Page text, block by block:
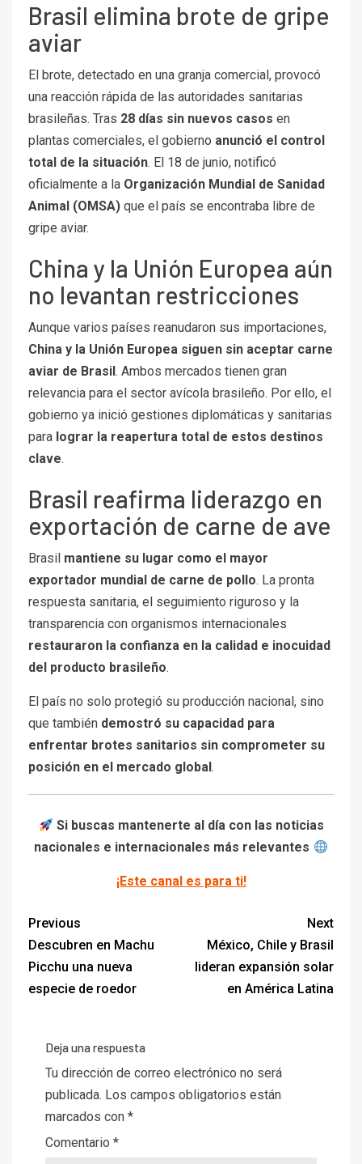
Brasil elimina brote de gripe
aviar
El brote, detectado en una granja comercial, provocó
una reacción rápida de las autoridades sanitarias
brasileñas. Tras 28 días sin nuevos casos en
plantas comerciales, el gobierno anunció el control
total de la situación. El 18 de junio, notificó
oficialmente a la Organización Mundial de Sanidad
Animal (OMSA) que el país se encontraba libre de
gripe aviar.
China y la Unión Europea aún
no levantan restricciones
Aunque varios países reanudaron sus importaciones,
China y la Unión Europea siguen sin aceptar carne
aviar de Brasil . Ambos mercados tienen gran
relevancia para el sector avícola brasileño. Por ello, el
gobierno ya inició gestiones diplomáticas y sanitarias
para lograr la reapertura total de estos destinos
clave.
Brasil reafirma liderazgo en
exportación de carne de ave
Brasil mantiene su lugar como el mayor
exportador mundial de carne de pollo. La pronta
respuesta sanitaria, el seguimiento riguroso y la
transparencia con organismos internacionales
restauraron la confianza en la calidad e inocuidad
del producto brasileño.
El país no solo protegió su producción nacional, sino
que también demostró su capacidad para
enfrentar brotes sanitarios sin comprometer su
posición en el mercado global .
Si buscas mantenerte al día con las noticias
nacionales e internacionales más relevantes
¡Este canal es para ti!
Previous
Descubren en Machu
Picchu una nueva
especie de roedor
Next
México, Chile y Brasil
lideran expansión solar
en América Latina
Deja una respuesta
Tu dirección de correo electrónico no será
publicada. Los campos obligatorios están
marcados con *
Comentario *